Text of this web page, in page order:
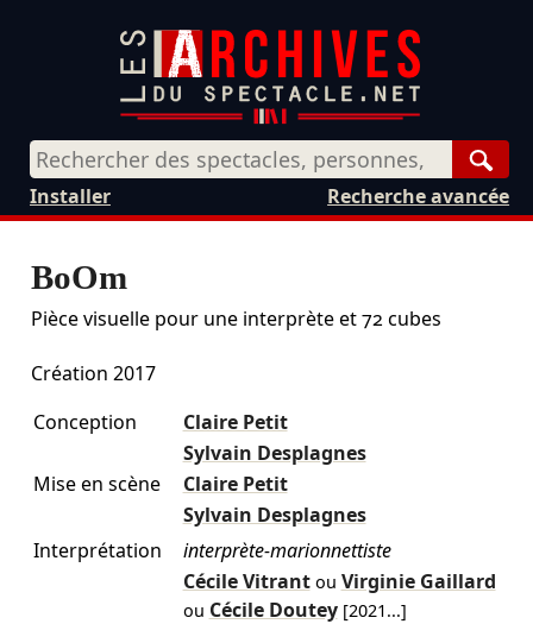
Recherche avancée
Installer
BoOm
Pièce visuelle pour une interprète et 72 cubes
Création 2017
Conception
Claire Petit
Sylvain Desplagnes
Mise en scène
Claire Petit
Sylvain Desplagnes
Interprétation
interprète-marionnettiste
Cécile Vitrant ou Virginie Gaillard
ou Cécile Doutey [2021...]